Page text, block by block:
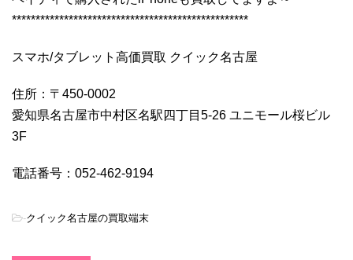
**************************************************
スマホ/タブレット高価買取 クイック名古屋
住所：〒450-0002
愛知県名古屋市中村区名駅四丁目5-26 ユニモール桜ビル
3F
電話番号：052-462-9194
-クイック名古屋の買取端末